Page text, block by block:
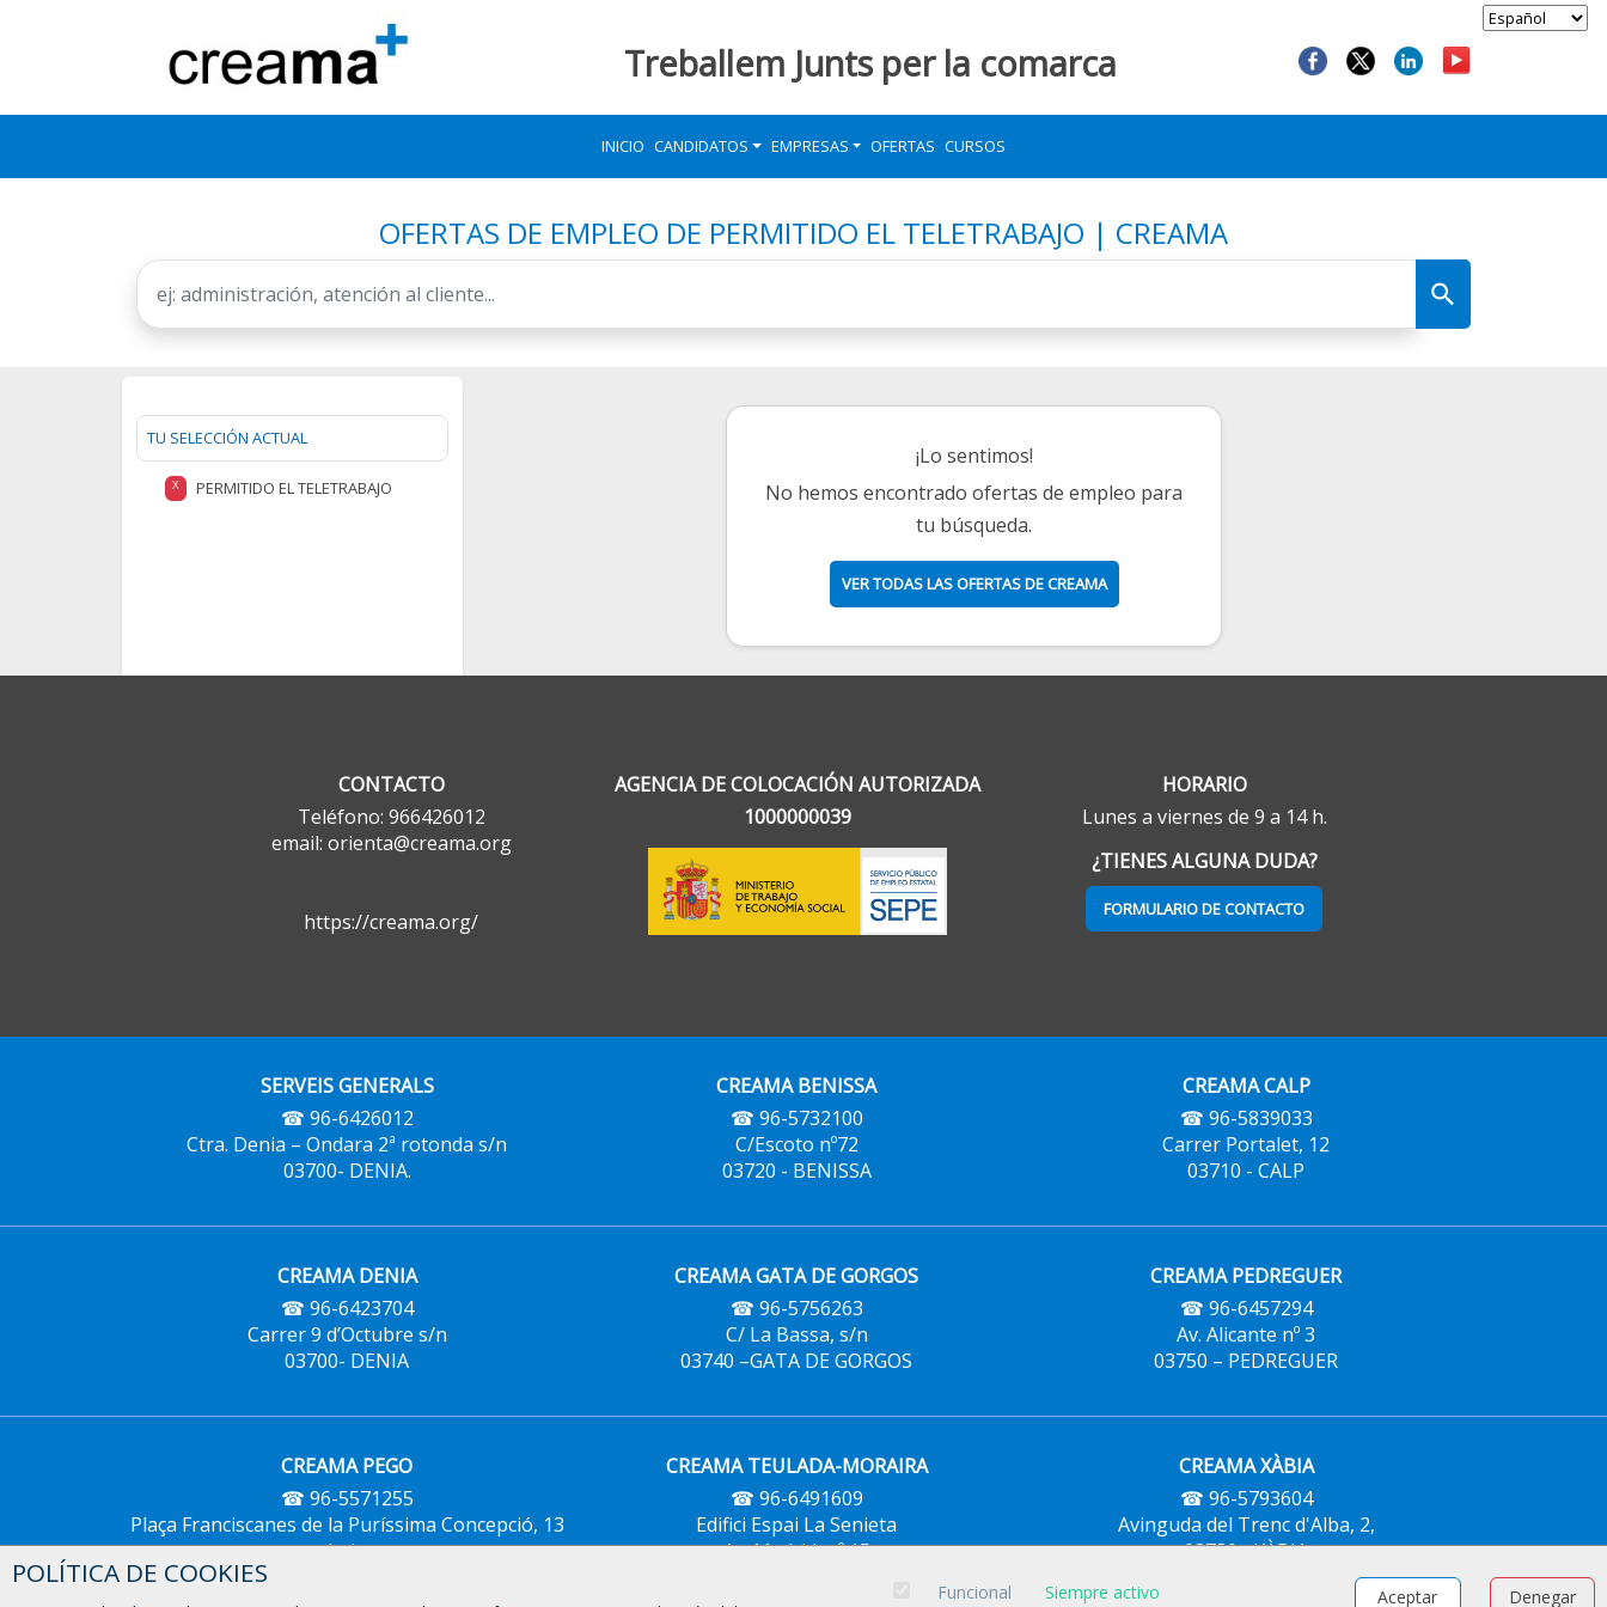
Treballem Junts per la comarca
INICIO CANDIDATOS EMPRESAS OFERTAS CURSOS
OFERTAS DE EMPLEO DE PERMITIDO EL TELETRABAJO | CREAMA
TU SELECCIÓN ACTUAL
X PERMITIDO EL TELETRABAJO
¡Lo sentimos!
No hemos encontrado ofertas de empleo para
tu búsqueda.
VER TODAS LAS OFERTAS DE CREAMA
CONTACTO
Teléfono: 966426012
email: orienta@creama.org
https://creama.org/
AGENCIA DE COLOCACIÓN AUTORIZADA
1000000039
HORARIO
Lunes a viernes de 9 a 14 h.
¿TIENES ALGUNA DUDA?
FORMULARIO DE CONTACTO
SERVEIS GENERALS
☎ 96-6426012
Ctra. Denia – Ondara 2ª rotonda s/n
03700- DENIA.
CREAMA BENISSA
☎ 96-5732100
C/Escoto nº72
03720 - BENISSA
CREAMA CALP
☎ 96-5839033
Carrer Portalet, 12
03710 - CALP
CREAMA DENIA
☎ 96-6423704
Carrer 9 d’Octubre s/n
03700- DENIA
CREAMA GATA DE GORGOS
☎ 96-5756263
C/ La Bassa, s/n
03740 –GATA DE GORGOS
CREAMA PEDREGUER
☎ 96-6457294
Av. Alicante nº 3
03750 – PEDREGUER
CREAMA PEGO
☎ 96-5571255
Plaça Franciscanes de la Puríssima Concepció, 13
bajo
CREAMA TEULADA-MORAIRA
☎ 96-6491609
Edifici Espai La Senieta
Av. Madrid, nº 15
CREAMA XÀBIA
☎ 96-5793604
Avinguda del Trenc d'Alba, 2,
03730 - XÀBIA
POLÍTICA DE COOKIES
Funcional Siempre activo Aceptar Denegar